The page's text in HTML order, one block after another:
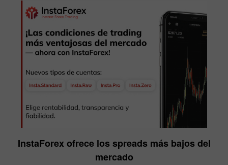
InstaForex ofrece los spreads más bajos del
mercado